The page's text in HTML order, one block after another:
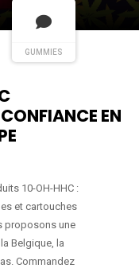
GUMMIES
EN
10-OH-HHC :
et cartouches
proposons une
Belgique, la
Commandez